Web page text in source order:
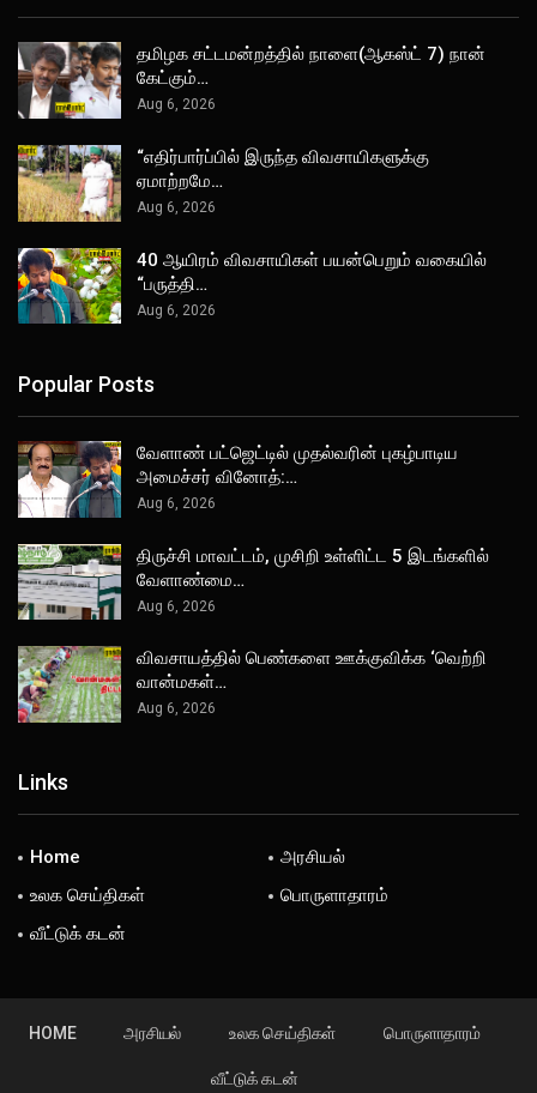
தமிழக சட்டமன்றத்தில் நாளை(ஆகஸ்ட் 7) நான்
கேட்கும்…
Aug 6, 2026
“எதிர்பார்ப்பில் இருந்த விவசாயிகளுக்கு
ஏமாற்றமே…
Aug 6, 2026
40 ஆயிரம் விவசாயிகள் பயன்பெறும் வகையில்
“பருத்தி…
Aug 6, 2026
Popular Posts
வேளாண் பட்ஜெட்டில் முதல்வரின் புகழ்பாடிய
அமைச்சர் வினோத்:…
Aug 6, 2026
திருச்சி மாவட்டம், முசிறி உள்ளிட்ட 5 இடங்களில்
வேளாண்மை…
Aug 6, 2026
விவசாயத்தில் பெண்களை ஊக்குவிக்க ‘வெற்றி
வான்மகள்…
Aug 6, 2026
Links
Home
அரசியல்
உலக செய்திகள்
பொருளாதாரம்
வீட்டுக் கடன்
HOME அரசியல் உலக செய்திகள் பொருளாதாரம்
வீட்டுக் கடன்